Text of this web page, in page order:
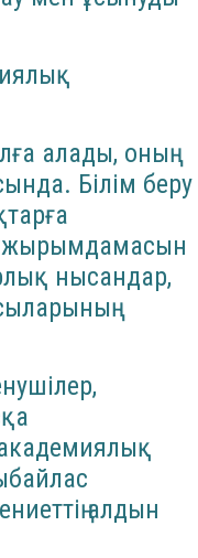
алады, оның
Білім беру
нысандар,
алдын